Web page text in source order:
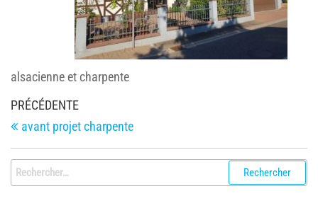
alsacienne et charpente
Navigation
de
l’article
Article
précédent
PRÉCÉDENTE
avant projet charpente
Rechercher :